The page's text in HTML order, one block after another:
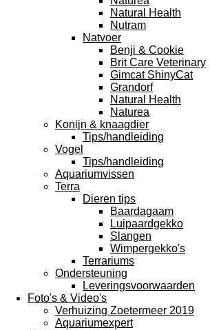
Natural Health
Nutram
Natvoer
Benji & Cookie
Brit Care Veterinary
Gimcat ShinyCat
Grandorf
Natural Health
Naturea
Konijn & knaagdier
Tips/handleiding
Vogel
Tips/handleiding
Aquariumvissen
Terra
Dieren tips
Baardagaam
Luipaardgekko
Slangen
Wimpergekko's
Terrariums
Ondersteuning
Leveringsvoorwaarden
Foto's & Video's
Verhuizing Zoetermeer 2019
Aquariumexpert